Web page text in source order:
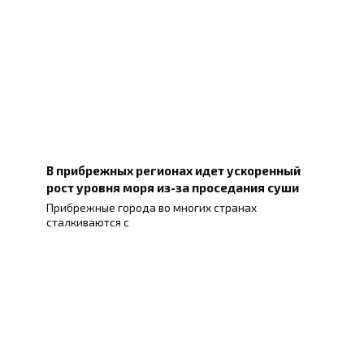
В прибрежных регионах идет ускоренный
рост уровня моря из-за проседания суши
Прибрежные города во многих странах
сталкиваются с